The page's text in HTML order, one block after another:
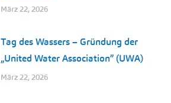
März 22, 2026
Tag des Wassers – Gründung der
„United Water Association” (UWA)
März 22, 2026